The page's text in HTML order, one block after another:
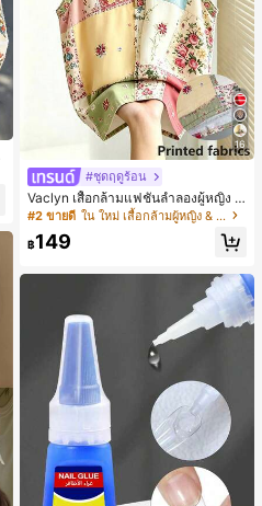
16
#ชุดฤดูร้อน
Vaclyn เสื้อกล้ามแฟชั่นลำลองผู้หญิง ล
ายแพตช์เวิร์ก แขนกุด คอกลม ติดกระดุ
#2 ขายดี ใน ใหม่ เสื้อกล้ามผู้หญิง & Camis
฿149